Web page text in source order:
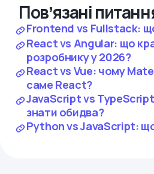
Повʼязані
Frontend vs Fullstack:
React vs Angular: що
розробнику у 2026?
React vs Vue: чому
саме React?
JavaScript vs
знати обидва?
Python vs JavaScript: